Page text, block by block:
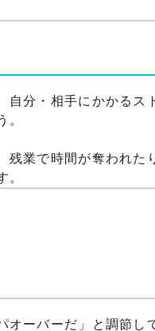
自分・相手にかかるス
。
残業で時間が奪われた
。
オーバーだ」と調節し